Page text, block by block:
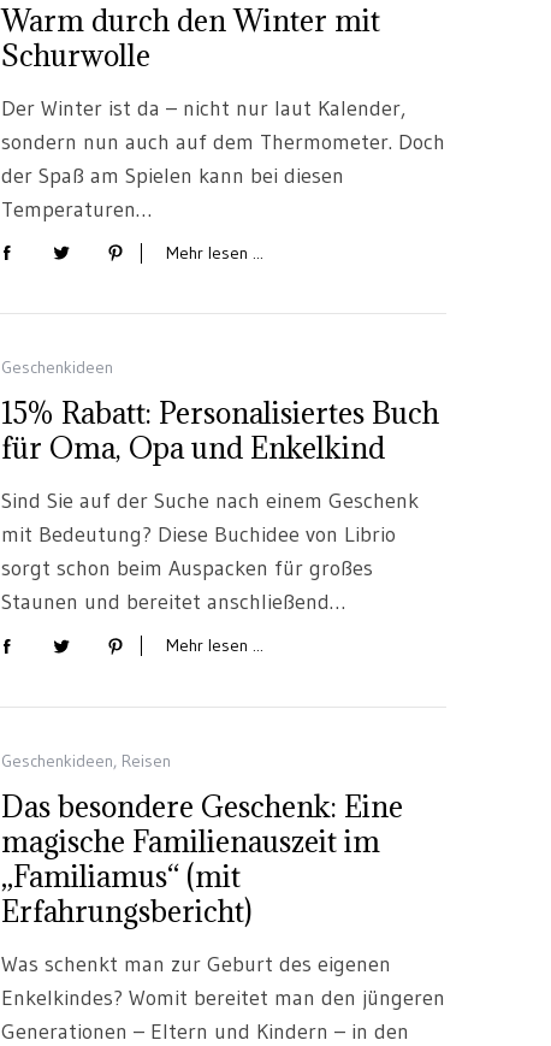
Warm durch den Winter mit
Schurwolle
Der Winter ist da – nicht nur laut Kalender,
sondern nun auch auf dem Thermometer. Doch
der Spaß am Spielen kann bei diesen
Temperaturen…
Mehr lesen ...
Geschenkideen
15% Rabatt: Personalisiertes Buch
für Oma, Opa und Enkelkind
Sind Sie auf der Suche nach einem Geschenk
mit Bedeutung? Diese Buchidee von Librio
sorgt schon beim Auspacken für großes
Staunen und bereitet anschließend…
Mehr lesen ...
Geschenkideen, Reisen
Das besondere Geschenk: Eine
magische Familienauszeit im
„Familiamus“ (mit
Erfahrungsbericht)
Was schenkt man zur Geburt des eigenen
Enkelkindes? Womit bereitet man den jüngeren
Generationen – Eltern und Kindern – in den